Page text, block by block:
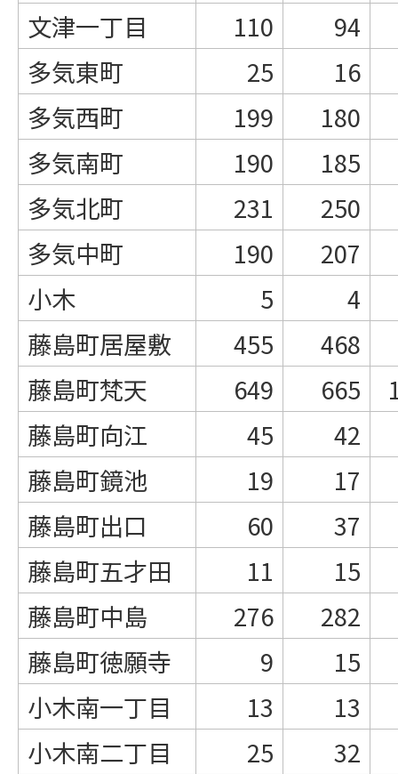
文津一丁目
110
94
多気東町
25
16
多気西町
199
180
多気南町
190
185
多気北町
231
250
多気中町
190
207
小木
5
4
藤島町居屋敷
455
468
藤島町梵天
649 665
藤島町向江
45
42
藤島町鏡池
19
17
藤島町出口
60
37
藤島町五才田
11
15
藤島町中島
276
282
藤島町徳願寺
9
15
小木南一丁目
13
13
小木南二丁目
25
32